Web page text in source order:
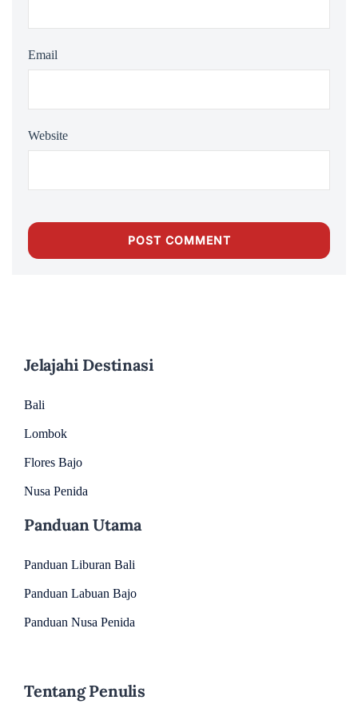
Email
Website
Jelajahi Destinasi
Bali
Lombok
Flores Bajo
Nusa Penida
Panduan Utama
Panduan Liburan Bali
Panduan Labuan Bajo
Panduan Nusa Penida
Tentang Penulis